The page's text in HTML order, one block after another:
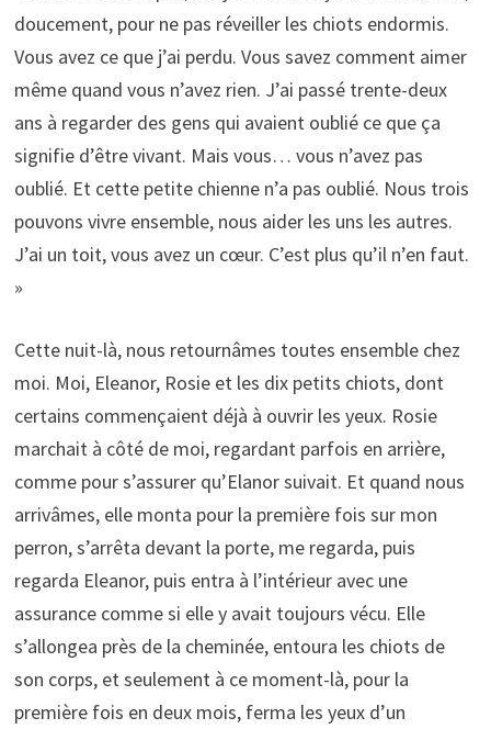
doucement, pour ne pas réveiller les chiots endormis.
Vous avez ce que j’ai perdu. Vous savez comment aimer
même quand vous n’avez rien. J’ai passé trente-deux
ans à regarder des gens qui avaient oublié ce que ça
signifie d’être vivant. Mais vous… vous n’avez pas
oublié. Et cette petite chienne n’a pas oublié. Nous trois
pouvons vivre ensemble, nous aider les uns les autres.
J’ai un toit, vous avez un cœur. C’est plus qu’il n’en faut.
»
Cette nuit-là, nous retournâmes toutes ensemble chez
moi. Moi, Eleanor, Rosie et les dix petits chiots, dont
certains commençaient déjà à ouvrir les yeux. Rosie
marchait à côté de moi, regardant parfois en arrière,
comme pour s’assurer qu’Elanor suivait. Et quand nous
arrivâmes, elle monta pour la première fois sur mon
perron, s’arrêta devant la porte, me regarda, puis
regarda Eleanor, puis entra à l’intérieur avec une
assurance comme si elle y avait toujours vécu. Elle
s’allongea près de la cheminée, entoura les chiots de
son corps, et seulement à ce moment-là, pour la
première fois en deux mois, ferma les yeux d’un